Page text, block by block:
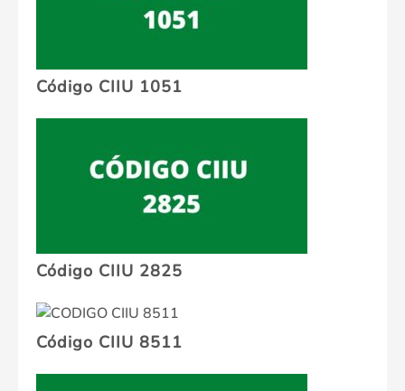
Código CIIU 1051
Código CIIU 2825
Código CIIU 8511